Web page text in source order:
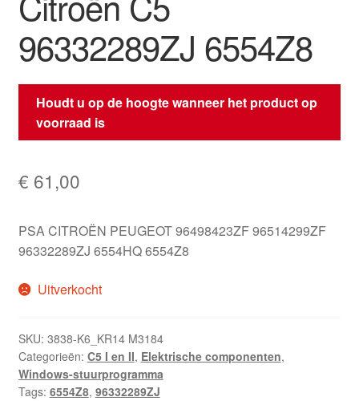
96332289ZJ 6554Z8
Houdt u op de hoogte wanneer het product op
voorraad is
€ 61,00
PSA CITROËN PEUGEOT 96498423ZF 96514299ZF
96332289ZJ 6554HQ 6554Z8
Uitverkocht
SKU: 3838-K6_KR14 M3184
Categorieën: C5 I en II, Elektrische componenten,
Windows-stuurprogramma
Tags: 6554Z8, 96332289ZJ